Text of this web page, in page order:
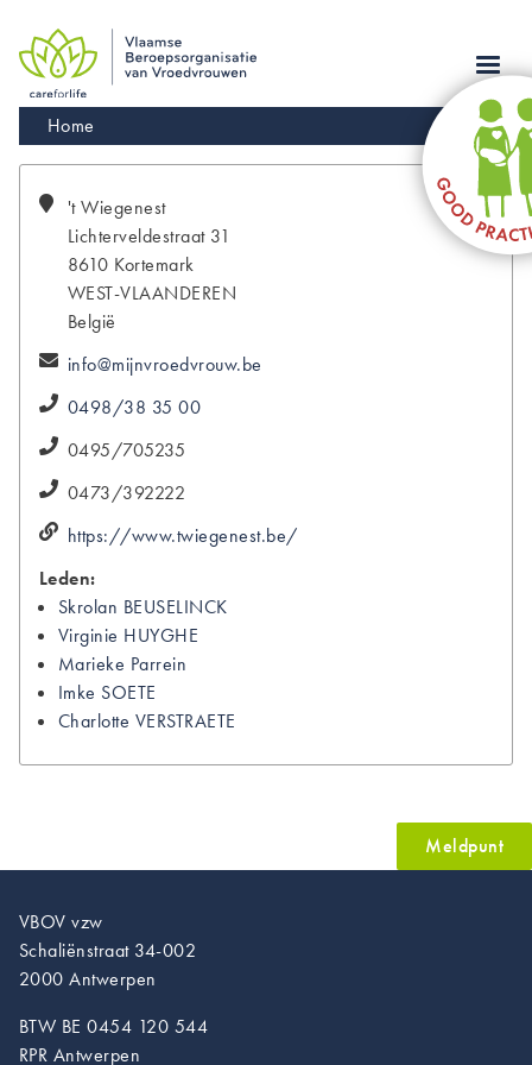
main
navigation
Kruimelpad
Home
't Wiegenest
Lichterveldestraat 31
8610 Kortemark
WEST-VLAANDEREN
België
info@mijnvroedvrouw.be
0498/38 35 00
0495/705235
0473/392222
https://www.twiegenest.be/
Leden:
Skrolan BEUSELINCK
Virginie HUYGHE
Marieke Parrein
Imke SOETE
Charlotte VERSTRAETE
Meldpunt
VBOV vzw
Schaliënstraat 34-002
2000 Antwerpen
BTW BE 0454 120 544
RPR Antwerpen